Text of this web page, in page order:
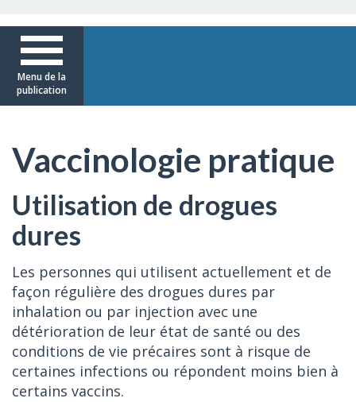
la
santé
Menu de la
publication
Vaccinologie pratique
Utilisation de drogues
dures
Les personnes qui utilisent actuellement et de
façon régulière des drogues dures par
inhalation ou par injection avec une
détérioration de leur état de santé ou des
conditions de vie précaires sont à risque de
certaines infections ou répondent moins bien à
certains vaccins.